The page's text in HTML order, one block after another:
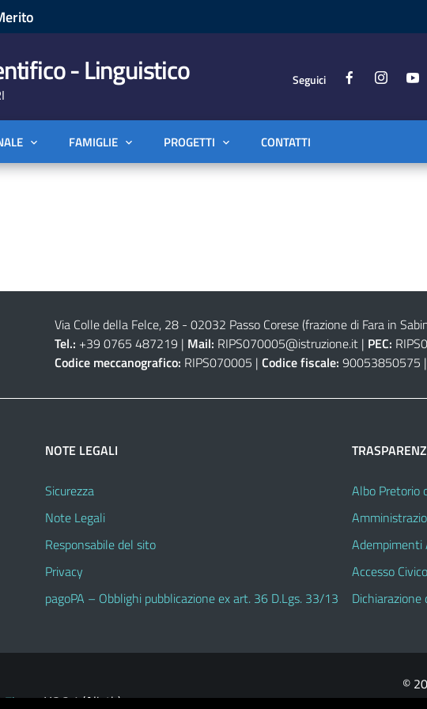
- Linguistico Seguici
FAMIGLIE PROGETTI CONTATTI
Via Colle della Felce, 28 - 02032 Passo Corese (frazione di Fara in
Tel.: +39 0765 487219 | Mail: RIPS070005@istruzione.it| PEC:
Codice meccanografico: RIPS070005 | Codice fiscale: 90053850575 |
NOTE LEGALI
Sicurezza
Note Legali
Responsabile del sito
Privacy
pagoPA – Obblighi pubblicazione ex art. 36 D.Lgs. 33/13
Albo Pretorio
Adempimenti
Accesso Civico
Dichiarazione
V.3.2.1 (Alioth)
©